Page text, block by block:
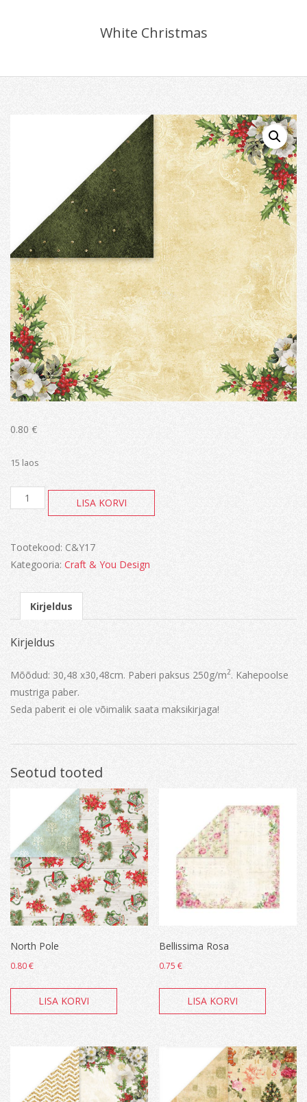
White Christmas
0.80 €
15 laos
White
Christmas
LISA KORVI
Tootekood: C&Y17
Kategooria: Craft & You Design
Kirjeldus
Kirjeldus
Mõõdud: 30,48 x30,48cm. Paberi paksus 250g/m2. Kahepoolse
mustriga paber.
Seda paberit ei ole võimalik saata maksikirjaga!
Seotud tooted
North Pole
0.80€
LISA KORVI
Bellissima Rosa
0.75€
LISA KORVI